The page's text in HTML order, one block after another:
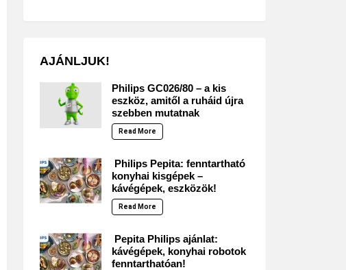
AJÁNLJUK!
Philips GC026/80 – a kis
eszköz, amitől a ruháid újra
szebben mutatnak
Read More
Philips Pepita: fenntartható
konyhai kisgépek –
kávégépek, eszközök!
Read More
Pepita Philips ajánlat:
kávégépek, konyhai robotok
fenntarthatóan!